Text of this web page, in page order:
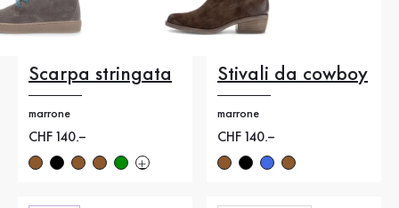
Scarpa stringata
marrone
Nuovo prezzo
CHF 140.–
Stivali da cowboy
marrone
Nuovo prezzo
CHF 140.–